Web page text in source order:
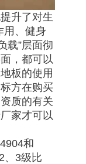
升了对生
用、健身
载”层面彻
，都可以
板的使用
方在购买
质的有关
家才可以
和
、3级比